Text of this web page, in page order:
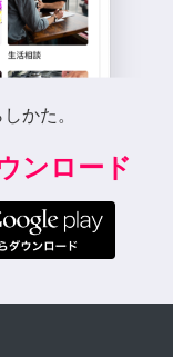
かた。
ンロード